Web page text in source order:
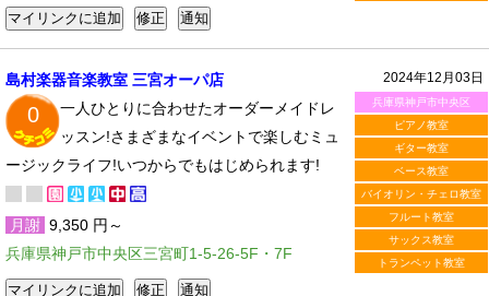
2024年12月03日
兵庫県神戸市中央区
ピアノ教室
ギター教室
ベース教室
バイオリン・チェロ教室
フルート教室
サックス教室
トランペット教室
島村楽器音楽教室 三宮オーパ店
0
一人ひとりに合わせたオーダーメイドレ
ッスン!さまざまなイベントで楽しむミュ
ージックライフ!いつからでもはじめられます!
月謝 9,350 円～
兵庫県神戸市中央区三宮町1-5-26-5F・7F